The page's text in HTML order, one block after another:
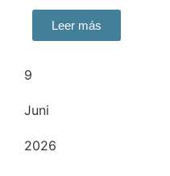
Leer más
9
Juni
2026